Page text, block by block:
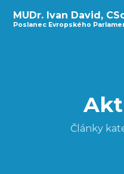
MUDr. Ivan David,
Poslanec Evropského
Články